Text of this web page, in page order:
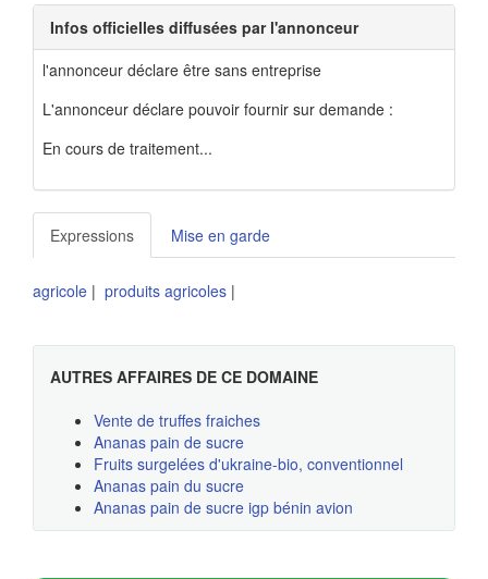
Infos officielles diffusées par l'annonceur
l'annonceur déclare être sans entreprise
L'annonceur déclare pouvoir fournir sur demande :
En cours de traitement...
Expressions Mise en garde
agricole | produits agricoles |
AUTRES AFFAIRES DE CE DOMAINE
Vente de truffes fraiches
Ananas pain de sucre
Fruits surgelées d'ukraine-bio, conventionnel
Ananas pain du sucre
Ananas pain de sucre igp bénin avion